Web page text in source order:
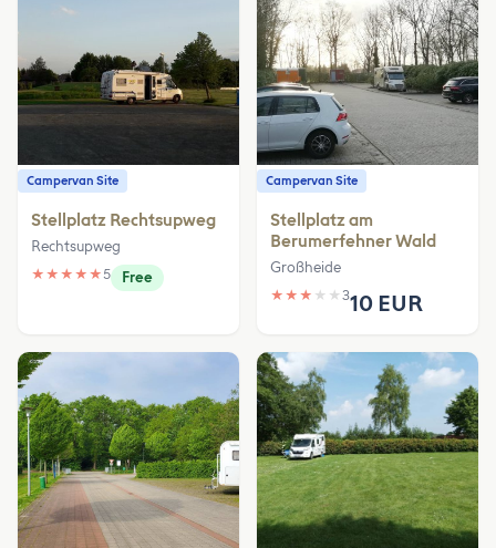
Campervan Site
Stellplatz Rechtsupweg
Rechtsupweg
★ ★ ★ ★ ★5 Free
Campervan Site
Stellplatz am
Berumerfehner Wald
Großheide
★ ★ ★ ★ ★ 310 EUR